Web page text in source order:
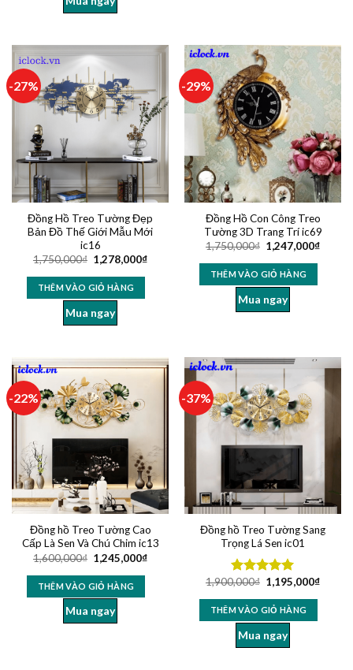
-27%
Đồng Hồ Treo Tường Đẹp
Bản Đồ Thế Giới Mẫu Mới
ic16
1,750,000₫ 1,278,000₫
THÊM VÀO GIỎ HÀNG
Mua ngay
-29%
Đồng Hồ Con Công Treo
Tường 3D Trang Trí ic69
1,750,000₫ 1,247,000₫
THÊM VÀO GIỎ HÀNG
Mua ngay
-22%
Đồng hồ Treo Tường Cao
Cấp Là Sen Và Chú Chim ic13
1,600,000₫ 1,245,000₫
THÊM VÀO GIỎ HÀNG
Mua ngay
-37%
Đồng hồ Treo Tường Sang
Trọng Lá Sen ic01
Được xếp
hạng5.00
5 sao
1,900,000₫ 1,195,000₫
THÊM VÀO GIỎ HÀNG
Mua ngay